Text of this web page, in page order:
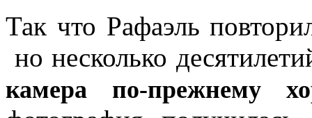
Так что Рафаэль
но несколько
камера по-прежнему